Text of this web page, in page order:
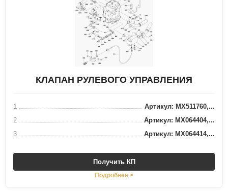
КЛАПАН РУЛЕВОГО УПРАВЛЕНИЯ
1
Артикул: MX511760,...
2
Артикул: MX064404,...
3
Артикул: MX064414,...
Получить КП
Подробнее >